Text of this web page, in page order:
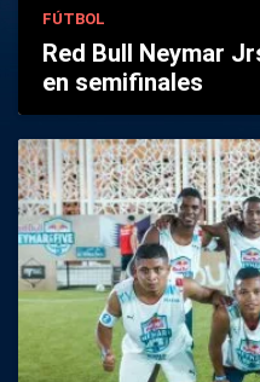
FÚTBOL
Red Bull Neymar
en semifinales